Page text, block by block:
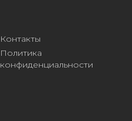
Контакты
Политика
конфиденциальности